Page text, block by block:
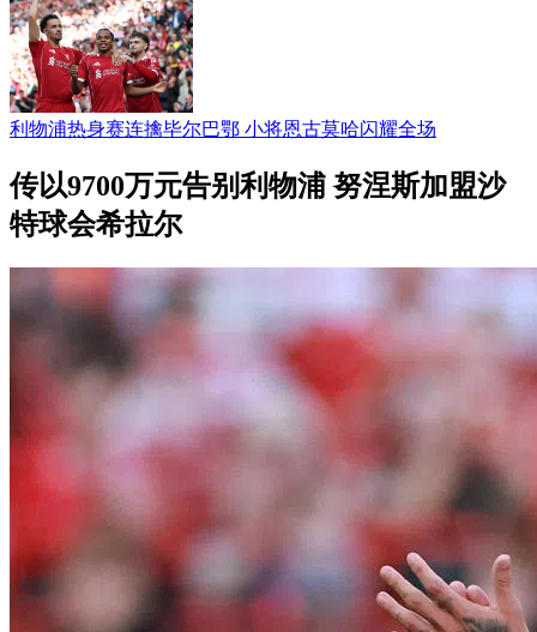
利物浦热身赛连擒毕尔巴鄂 小将恩古莫哈闪耀全场
传以9700万元告别利物浦 努涅斯加盟沙
特球会希拉尔